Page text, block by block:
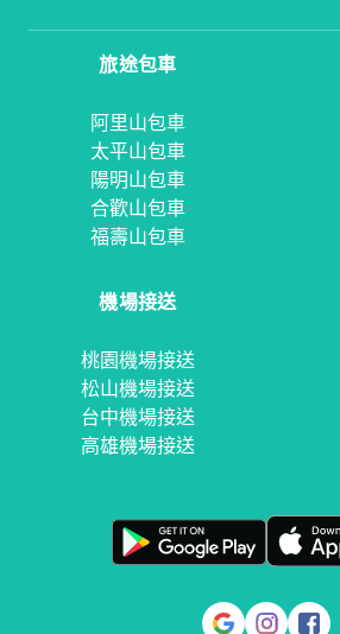
旅途包車
阿里山包車
太平山包車
陽明山包車
合歡山包車
福壽山包車
機場接送
桃園機場接送
松山機場接送
台中機場接送
高雄機場接送